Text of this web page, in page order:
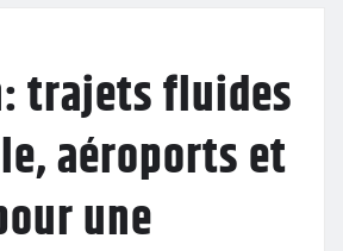
trajets fluides
aéroports et
une